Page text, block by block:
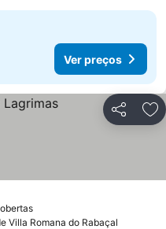
Ver preços
Partilhar
Ver preços
Villa Romana do Rabaçal